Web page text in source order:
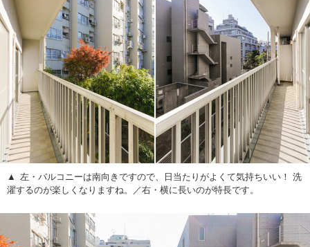
左・バルコニーは南向きですので、日当たりがよくて気持ちいい！ 洗
濯するのが楽しくなりますね。／右・横に長いのが特長です。